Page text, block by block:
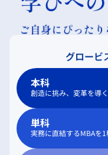
グロービ
本科
創造に挑み、変革を導
単科
実務に直結するMBAを